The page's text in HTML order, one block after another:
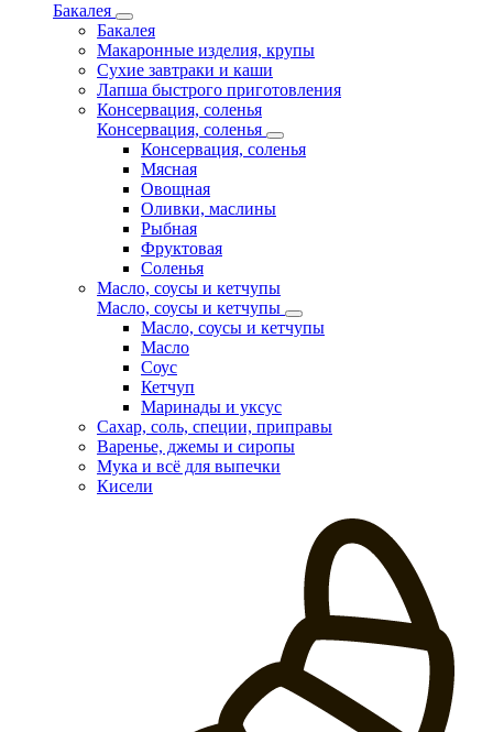
Бакалея
Бакалея
Макаронные изделия, крупы
Сухие завтраки и каши
Лапша быстрого приготовления
Консервация, соленья
Консервация, соленья
Консервация, соленья
Мясная
Овощная
Оливки, маслины
Рыбная
Фруктовая
Соленья
Масло, соусы и кетчупы
Масло, соусы и кетчупы
Масло, соусы и кетчупы
Масло
Соус
Кетчуп
Маринады и уксус
Сахар, соль, специи, приправы
Варенье, джемы и сиропы
Мука и всё для выпечки
Кисели